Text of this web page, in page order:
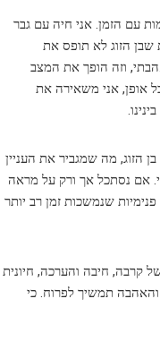
עם הזמן. אני חיה עם גבר
שבן הזוג לא תופס את
וזה הופך את המצב
אופן, אני משאירה את
הזוג, מה שמגביר את העניין
אם נסתכל אך ורק על מראה
שנמשכות זמן רב יותר
קרבה, חיבה והערכה, חיונית
תמשיך לפרוח. כי